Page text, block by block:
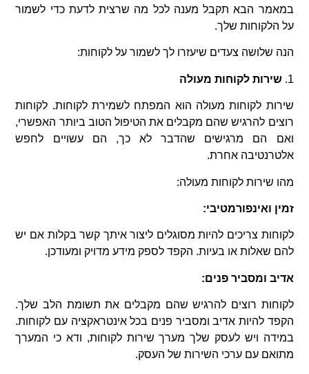
במאמר הבא תקבל מענה לכל מה שרצית לדעת כדי לשמור
על הלקוחות שלך.
הנה שלושה צעדים שיעזרו לך לשמור על לקוחות:
1. שירות לקוחות מעולה
שירות לקוחות מעולה הוא המפתח לשמירת לקוחות. לקוחות
רוצים להרגיש שהם מקבלים את הטיפול הטוב ביותר האפשרי,
ואם הם מרגישים שהדבר לא כך, הם עשויים לחפש
אלטרנטיבה אחרת.
מהו שירות לקוחות מעולה:
זמין ואינפורמטיבי:
לקוחות צריכים להיות מסוגלים ליצור איתך קשר בקלות אם יש
להם שאלות או בעיות. הקפד לספק מידע מדויק ומעודכן.
אדיב ומסביר פנים:
לקוחות רוצים להרגיש שהם מקבלים את תשומת הלב שלך.
הקפד להיות אדיב ומסביר פנים בכל אינטראקציה עם לקוחות.
במידה ויש לעסק שלך מערך שירות לקוחות, ודא כי המערך
מתואם עם ערכי השירות של העסק.